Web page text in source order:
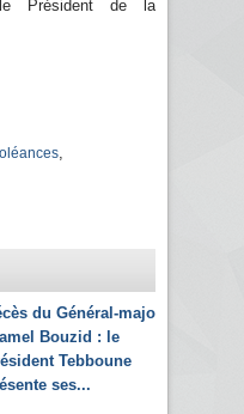
Président de la
du Général-major
Bouzid : le
Tebboune
ses...